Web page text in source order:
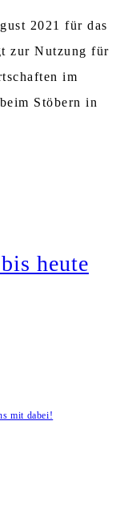
2021 für das
zur Nutzung für
im
Stöbern in
heute
mit dabei!